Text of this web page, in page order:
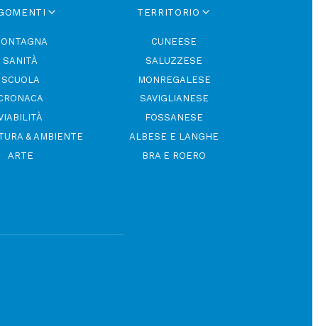
SANITÀ
SCUOLA
& AMBIENTE
ARTE
TERRITORIO
CUNEESE
SALUZZESE
MONREGALESE
SAVIGLIANESE
FOSSANESE
ALBESE E LANGHE
BRA E ROERO